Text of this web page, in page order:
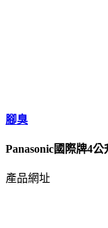
腳臭
Panasonic國際牌4
產品網址